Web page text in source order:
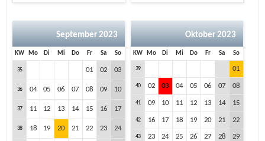
September 2023
KW Mo Di Mi Do Fr Sa So
35 01 02 03
36 04 05 06 07 08 09 10
37 11 12 13 14 15 16 17
38 18 19 20 21 22 23 24
Oktober 2023
KW Mo Di Mi Do Fr Sa So
39 01
40 02 03 04 05 06 07 08
41 09 10 11 12 13 14 15
42 16 17 18 19 20 21 22
43 23 24 25 26 27 28 29